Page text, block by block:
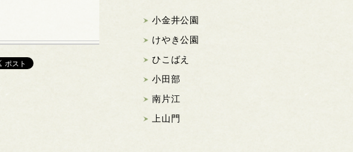
小金井公園
けやき公園
ひこばえ
小田部
南片江
上山門